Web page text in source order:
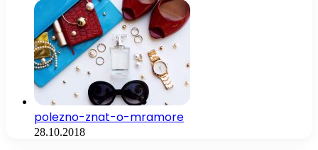
polezno-znat-o-mramore
28.10.2018